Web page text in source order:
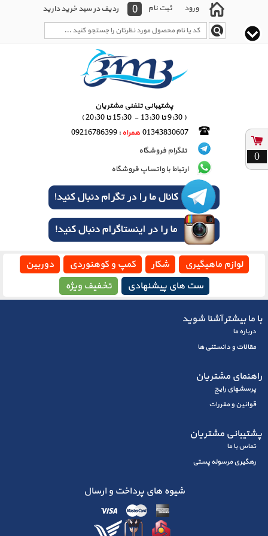
ورود ثبت نام 0 ردیف در سبد خرید دارید
پشتیبانی تلفنی مشتریان
( 9:30 تا 13:30 - 15:30 تا 20:30 )
01343830607 همراه : 09216786399
تلگرام فروشگاه
ارتباط با واتساپ فروشگاه
لوازم ماهیگیری شکار کمپ و کوهنوردی
دوربین
ست های پیشنهادی
تخفیف ویژه
با ما بیشتر آشنا شوید
درباره ما
مقالات و دانستنی ها
راهنمای مشتریان
پرسشهای رايج
قوانین و مقررات
پشتیبانی مشتریان
تماس با ما
رهگیری مرسوله پستی
شیوه های پرداخت و ارسال
0